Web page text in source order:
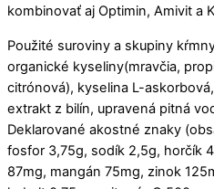
kombinovať aj Optimin, Amivit a
Použité suroviny a skupiny
organické kyseliny(mravčia,
citrónová), kyselina L-
extrakt z bilín, upravená pitná
Deklarované akostné znaky
fosfor 3,75g, sodík 2,5g, horčík
87mg, mangán 75mg, zinok